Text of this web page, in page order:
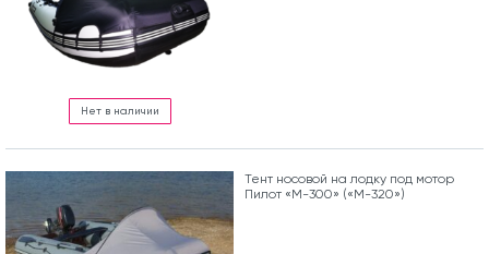
Нет в наличии
Тент носовой на лодку под мотор
Пилот «М-300» («М-320»)